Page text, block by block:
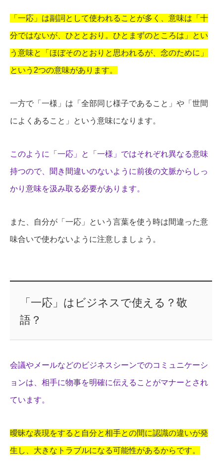
「一応」は副詞として使われることが多く、意味は「十
分ではないが、ひととおり。ひとまずのところは」とい
う意味と「ほぼそのとおりと思われるが、念のために」
という2つの意味があります。
一方で「一様」は「全部同じ様子であること」や「世間
によくあること」という意味になります。
このように「一応」と「一様」ではそれぞれ異なる意味
持つので、聞き間違いのないように前後の文脈からしっ
かり意味を汲み取る必要があります。
また、自分が「一応」という言葉を使う時は間違った意
味合いで使わないように注意しましょう。
「一応」はビジネスで使える？敬
語？
会議やメールなどのビジネスシーンでのコミュニケーシ
ョンは、相手に物事を明確に伝えることがマナーとされ
ています。
曖昧な表現をすると自分と相手との間に認識の違いが発
生し、大きなトラブルになる可能性があるからです。